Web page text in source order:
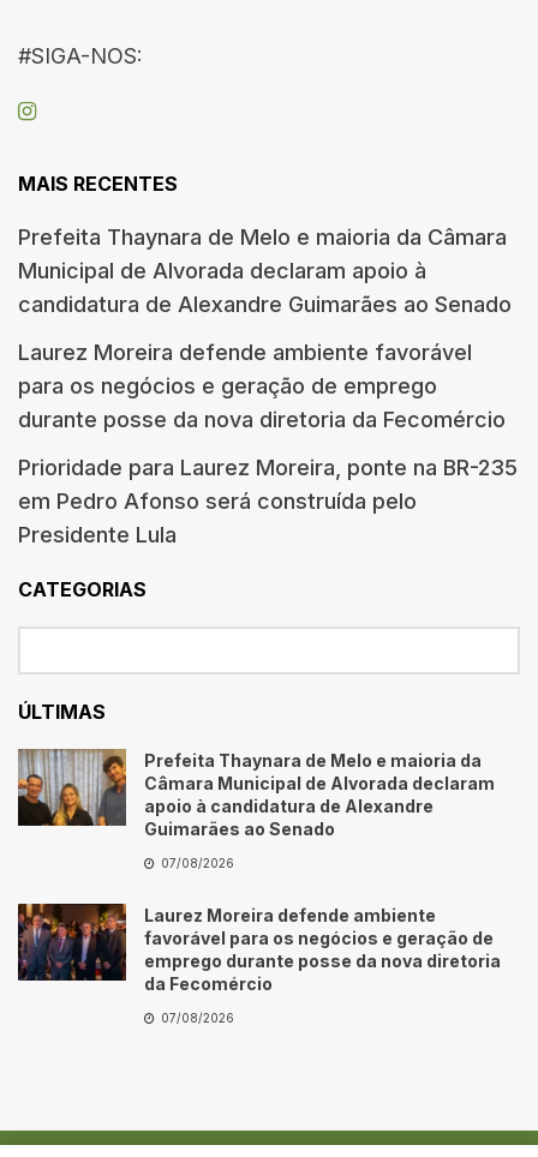
#SIGA-NOS:
MAIS RECENTES
Prefeita Thaynara de Melo e maioria da Câmara
Municipal de Alvorada declaram apoio à
candidatura de Alexandre Guimarães ao Senado
Laurez Moreira defende ambiente favorável
para os negócios e geração de emprego
durante posse da nova diretoria da Fecomércio
Prioridade para Laurez Moreira, ponte na BR-235
em Pedro Afonso será construída pelo
Presidente Lula
CATEGORIAS
ÚLTIMAS
Prefeita Thaynara de Melo e maioria da
Câmara Municipal de Alvorada declaram
apoio à candidatura de Alexandre
Guimarães ao Senado
07/08/2026
Laurez Moreira defende ambiente
favorável para os negócios e geração de
emprego durante posse da nova diretoria
da Fecomércio
07/08/2026